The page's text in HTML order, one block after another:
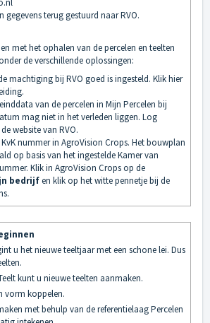
gegevens terug gestuurd naar RVO.
met het ophalen van de percelen en teelten
de verschillende oplossingen:
machtiging bij RVO goed is ingesteld. Klik hier
van de percelen in Mijn Percelen bij
mag niet in het verleden liggen. Log
website van RVO.
nummer in AgroVision Crops. Het bouwplan
op basis van het ingestelde Kamer van
Klik in AgroVision Crops op de
bedrijfen klik op het witte pennetje bij de
u het nieuwe teeltjaar met een schone lei. Dus
kunt u nieuwe teelten aanmaken.
vorm koppelen.
met behulp van de referentielaag Percelen